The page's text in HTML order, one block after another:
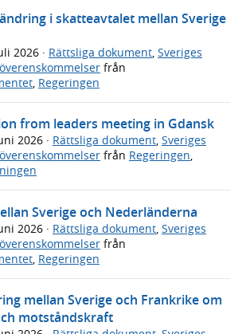
i skatteavtalet mellan Sverige
2026 · Rättsliga dokument Sveriges
från
Regeringen
from leaders meeting in Gdansk
2026 · Rättsliga dokument, Sveriges
från Regeringen,
Sverige och Nederländerna
2026 · Rättsliga dokument, Sveriges
från
, Regeringen
mellan Sverige och Frankrike om
motståndskraft